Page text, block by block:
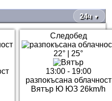
24ч ▼
Следобед
22° 25°
13:00 - 19:00
разпокъсана облачност
Вятър Ю ЮЗ 26km/h